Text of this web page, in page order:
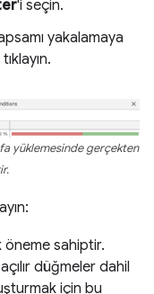
'i seçin.
yakalamaya
yüklemesinde gerçekten
öneme sahiptir.
düğmeler dahil
için bu